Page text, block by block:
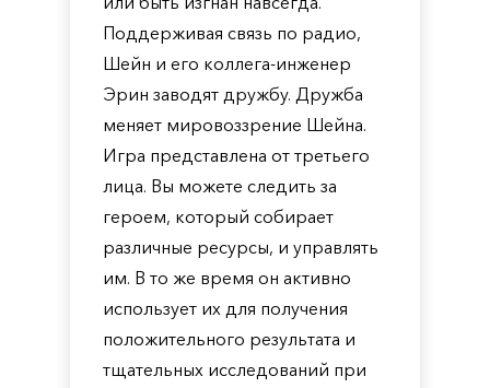
Поддерживая связь по радио,
Шейн и его коллега-инженер
Эрин заводят дружбу. Дружба
меняет мировоззрение Шейна.
Игра представлена от третьего
лица. Вы можете следить за
героем, который собирает
различные ресурсы, и управлять
им. В то же время он активно
использует их для получения
положительного результата и
тщательных исследований при